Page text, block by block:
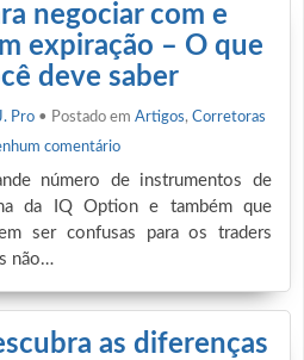
negociar com e
expiração – O que
deve saber
Pro • Postado em Artigos, Corretoras
comentário
número de instrumentos de
da IQ Option e também que
ser confusas para os traders
não…
as diferenças